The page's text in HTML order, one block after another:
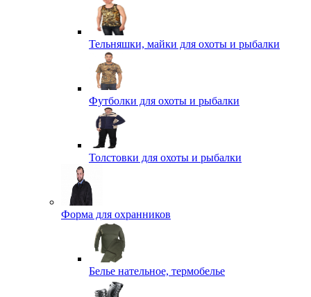
Тельняшки, майки для охоты и рыбалки
Футболки для охоты и рыбалки
Толстовки для охоты и рыбалки
Форма для охранников
Белье нательное, термобелье